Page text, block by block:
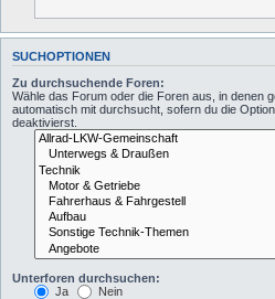
SUCHOPTIONEN
Zu durchsuchende Foren:
Wähle das Forum oder die Foren aus, in denen
automatisch mit durchsucht, sofern du die
deaktivierst.
Unterforen durchsuchen:
Ja
Nein